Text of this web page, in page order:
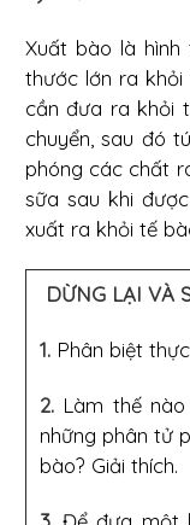
Xuất bào là
thước lớn ra
cần đưa ra khỏi
chuyển, sau đó
phóng các chất
sữa sau khi
xuất ra khỏi tế
DỪNG LẠI VÀ
1.Phân biệt
2. Làm thế
những phân tử
bào? Giải thích.